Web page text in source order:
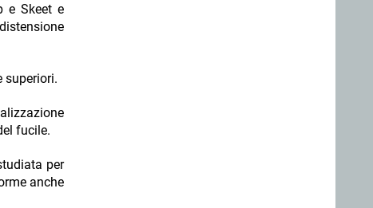
e Skeet e
superiori.
fucile.
per
anche